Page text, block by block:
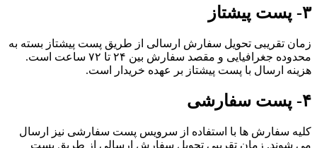
۳- پست پیشتاز
زمان تقریبی تحویل سفارش ارسالی از طریق پست پیشتاز بسته به
محدوده جغرافیایی و مقصد سفارش بین ۲۴ تا ۷۲ ساعت است.
هزینه ارسال با پست پیشتاز بر عهده خریدار است.
۴- پست سفارشی
کلیه سفارش ها با استفاده از سرویس پست سفارشی نیز ارسال
می شوند. زمان تقریبی تحویل سفارش ارسالی از طریق پست